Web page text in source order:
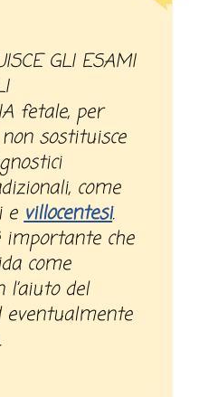
fetale, per
sostituisce
come
evillocentesi.
importante che
come
l’aiuto del
eventualmente